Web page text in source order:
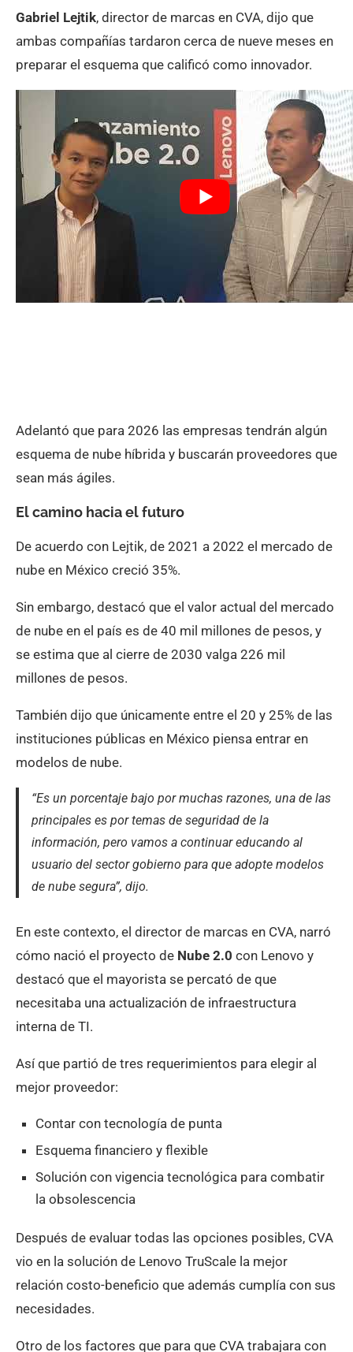
Gabriel Lejtik, director de marcas en CVA, dijo que
ambas compañías tardaron cerca de nueve meses en
preparar el esquema que calificó como innovador.
Adelantó que para 2026 las empresas tendrán algún
esquema de nube híbrida y buscarán proveedores que
sean más ágiles.
El camino hacia el futuro
De acuerdo con Lejtik, de 2021 a 2022 el mercado de
nube en México creció 35%.
Sin embargo, destacó que el valor actual del mercado
de nube en el país es de 40 mil millones de pesos, y
se estima que al cierre de 2030 valga 226 mil
millones de pesos.
También dijo que únicamente entre el 20 y 25% de las
instituciones públicas en México piensa entrar en
modelos de nube.
“Es un porcentaje bajo por muchas razones, una de las
principales es por temas de seguridad de la
información, pero vamos a continuar educando al
usuario del sector gobierno para que adopte modelos
de nube segura”, dijo.
En este contexto, el director de marcas en CVA, narró
cómo nació el proyecto de Nube 2.0 con Lenovo y
destacó que el mayorista se percató de que
necesitaba una actualización de infraestructura
interna de TI.
Así que partió de tres requerimientos para elegir al
mejor proveedor:
Contar con tecnología de punta
Esquema financiero y flexible
Solución con vigencia tecnológica para combatir
la obsolescencia
Después de evaluar todas las opciones posibles, CVA
vio en la solución de Lenovo TruScale la mejor
relación costo-beneficio que además cumplía con sus
necesidades.
Otro de los factores que para que CVA trabajara con